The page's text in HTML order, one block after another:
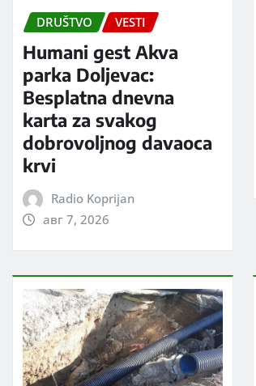
DRUŠTVO VESTI
Humani gest Akva
parka Doljevac:
Besplatna dnevna
karta za svakog
dobrovoljnog davaoca
krvi
Radio Koprijan
авг 7, 2026